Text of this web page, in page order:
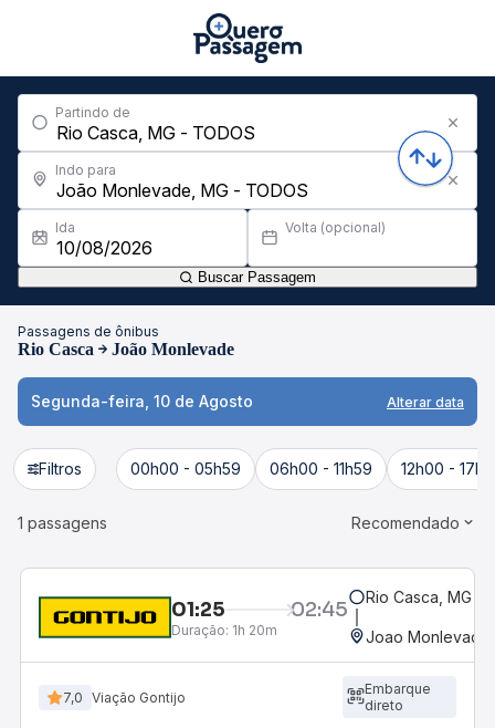
Partindo de
Indo para
Ida Volta (opcional)
Buscar Passagem
Passagens de ônibus
Rio Casca João Monlevade
Segunda-feira, 10 de Agosto Alterar data
Filtros 00h00 - 05h59 06h00 - 11h59 12h00 -
1 passagens Recomendado
01:25 02:45
Duração: 1h 20m
Rio Casca, MG
Joao
7,0 Viação Gontijo
Embarque
direto